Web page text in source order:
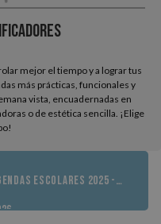
mejor el tiempo y a lograr tus
más prácticas, funcionales y
vista, encuadernadas en
o de estética sencilla. ¡Elige
ESCOLARES 2025 -